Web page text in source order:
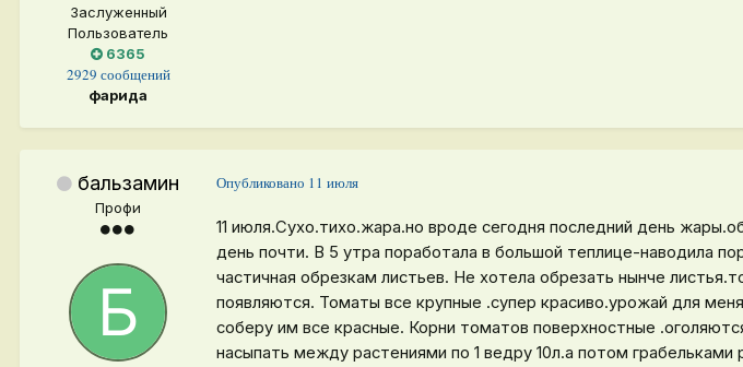
Заслуженный
Пользователь
6365
2929 сообщений
фарида
бальзамин
Профи
Опубликовано 11 июля
11 июля.Сухо.тихо.жара.но вроде сегодня последний день
день почти. В 5 утра поработала в большой теплице-наводила
частичная обрезкам листьев. Не хотела обрезать нынче
появляются. Томаты все крупные .супер красиво.урожай для
соберу им все красные. Корни томатов поверхностные
насыпать между растениями по 1 ведру 10л.а потом